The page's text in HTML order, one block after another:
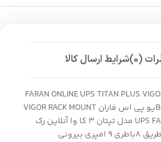
(0) شرایط ارسال کالا
FARAN ONLINE UPS TITAN PLUS
BATTERIES 9 AH EXTERNALیو پی اس فاران VIGOR RACK MOUNT
UPS FARAN TITAN 3 KVA ON LINE مدل تیتان 3 کا وا آنلاین رک
بیرونی